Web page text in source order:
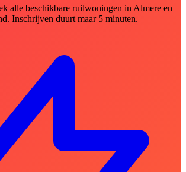
alle beschikbare ruilwoningen in Almere en
Inschrijven duurt maar 5 minuten.